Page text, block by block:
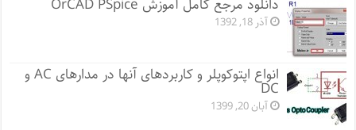
دانلود مرجع کامل آموزش OrCAD PSpice
آذر 18, 1392
انواع اپتوکوپلر و کاربردهای آنها در مدارهای AC و
DC
آبان 20, 1399